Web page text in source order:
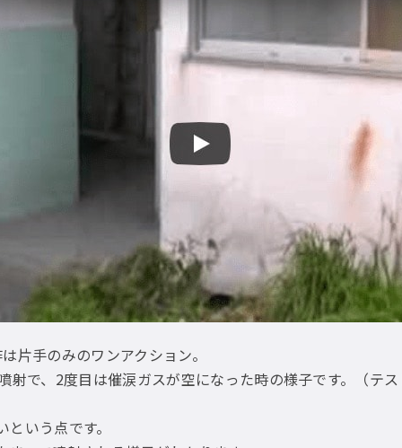
片手のみのワンアクション。
射で、2度目は催涙ガスが空になった時の様子です。（テ
いう点です。